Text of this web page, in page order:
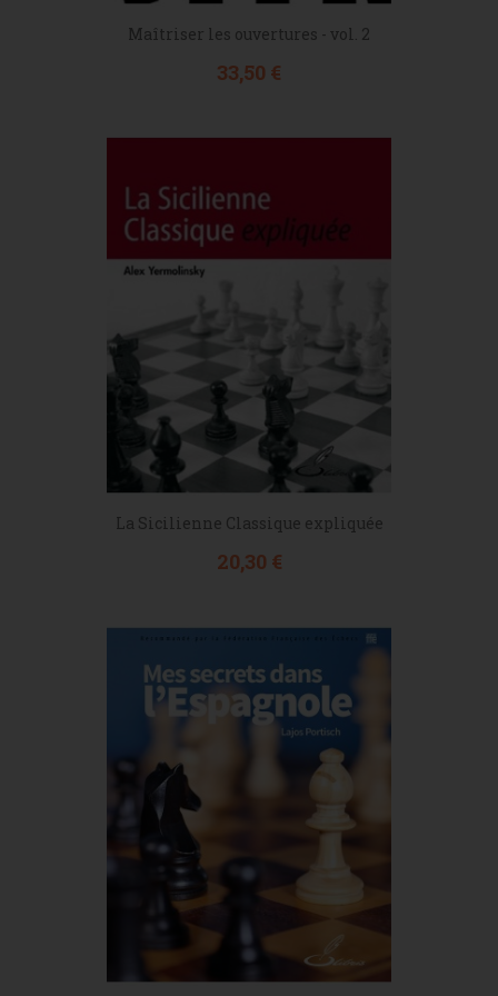
Maîtriser les ouvertures - vol. 2
Prix
33,50 €
La Sicilienne Classique expliquée
Prix
20,30 €